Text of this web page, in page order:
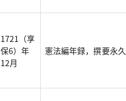
1721（享
保6）年
12月
憲法編年録，撰要永